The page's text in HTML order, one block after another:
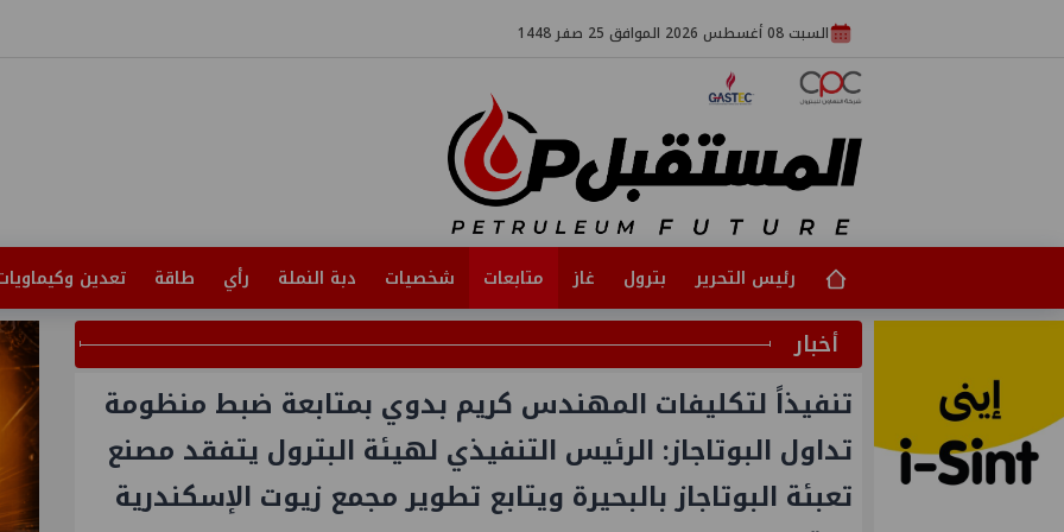
السبت 08 أغسطس 2026 الموافق 25 صفر 1448
رئيس التحرير بترول غاز متابعات شخصيات دبة النملة رأي طاقة تعدين
أخبار
تنفيذاً لتكليفات المهندس كريم بدوي بمتابعة ضبط منظومة
تداول البوتاجاز: الرئيس التنفيذي لهيئة البترول يتفقد مصنع
تعبئة البوتاجاز بالبحيرة ويتابع تطوير مجمع زيوت الإسكندرية